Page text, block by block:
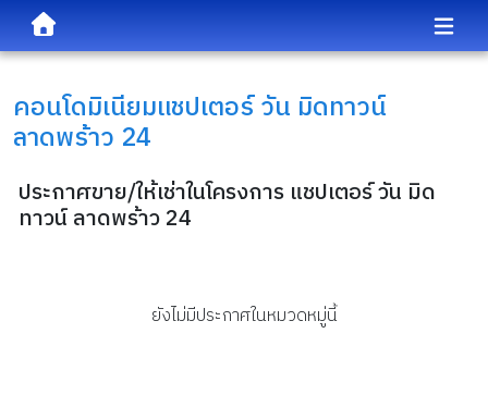
คอนโดมิเนียมแชปเตอร์ วัน มิดทาวน์
ลาดพร้าว 24
ประกาศขาย/ให้เช่าในโครงการ แชปเตอร์ วัน มิด
ทาวน์ ลาดพร้าว 24
ยังไม่มีประกาศในหมวดหมู่นี้